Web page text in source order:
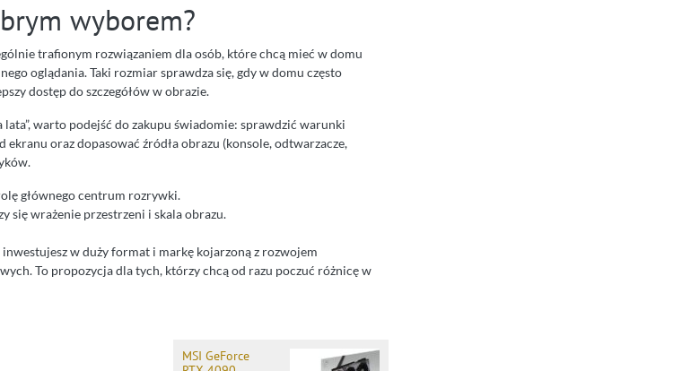
wyborem?
trafionym rozwiązaniem dla osób, które chcą mieć w domu
oglądania. Taki rozmiar sprawdza się, gdy w domu często
dostęp do szczegółów w obrazie.
lata”, warto podejść do zakupu świadomie: sprawdzić warunki
ekranu oraz dopasować źródła obrazu (konsole, odtwarzacze,
głównego centrum rozrywki.
się wrażenie przestrzeni i skala obrazu.
inwestujesz w duży format i markę kojarzoną z rozwojem
To propozycja dla tych, którzy chcą od razu poczuć różnicę w
MSI GeForce